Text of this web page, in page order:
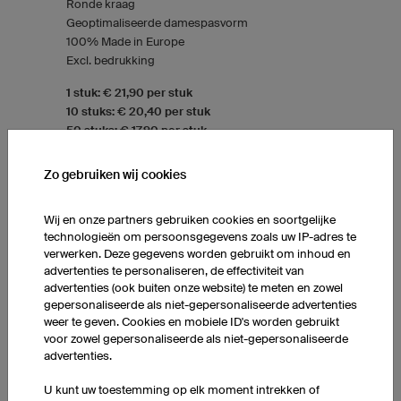
Ronde kraag
Geoptimaliseerde damespasvorm
100% Made in Europe
Excl. bedrukking
1 stuk: € 21,90 per stuk
10 stuks: € 20,40 per stuk
50 stuks: € 17,90 per stuk
Zo gebruiken wij cookies
Wij en onze partners gebruiken cookies en soortgelijke
technologieën om persoonsgegevens zoals uw IP-adres te
verwerken. Deze gegevens worden gebruikt om inhoud en
advertenties te personaliseren, de effectiviteit van
advertenties (ook buiten onze website) te meten en zowel
gepersonaliseerde als niet-gepersonaliseerde advertenties
weer te geven. Cookies en mobiele ID's worden gebruikt
voor zowel gepersonaliseerde als niet-gepersonaliseerde
advertenties.
U kunt uw toestemming op elk moment intrekken of